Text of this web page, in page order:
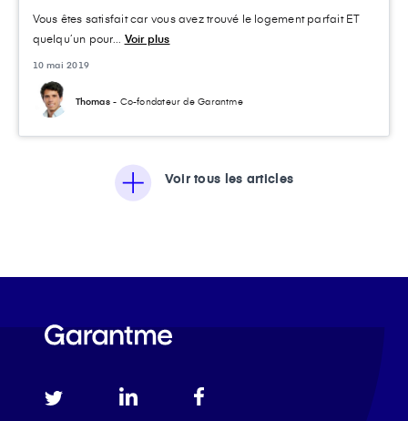
Vous êtes satisfait car vous avez trouvé le logement parfait ET
quelqu’un pour... Voir plus
10 mai 2019
Thomas- Co-fondateur de Garantme
Voir tous les articles